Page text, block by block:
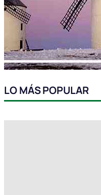
LO MÁS POPULAR